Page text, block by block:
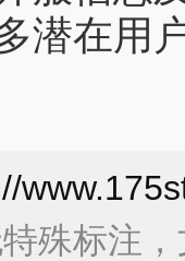
潜在用
殊标注